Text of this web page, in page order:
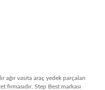
vasıta araç yedek parçaları
firmasıdır. Step Best markası